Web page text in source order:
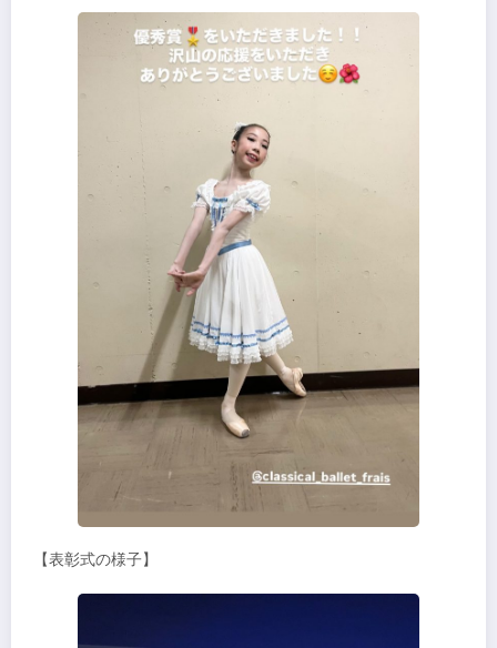
【表彰式の様子】